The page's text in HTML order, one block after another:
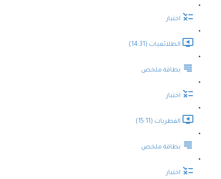
اختبار
الطلائعيات (14:31)
بطاقة ملخص
اختبار
الفطريات (15:11)
بطاقة ملخص
اختبار